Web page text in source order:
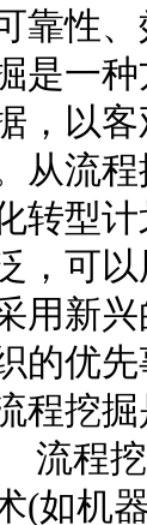
可靠
一种
，以
从流
转型
，可
用新
的优
程挖
挖掘
(如机